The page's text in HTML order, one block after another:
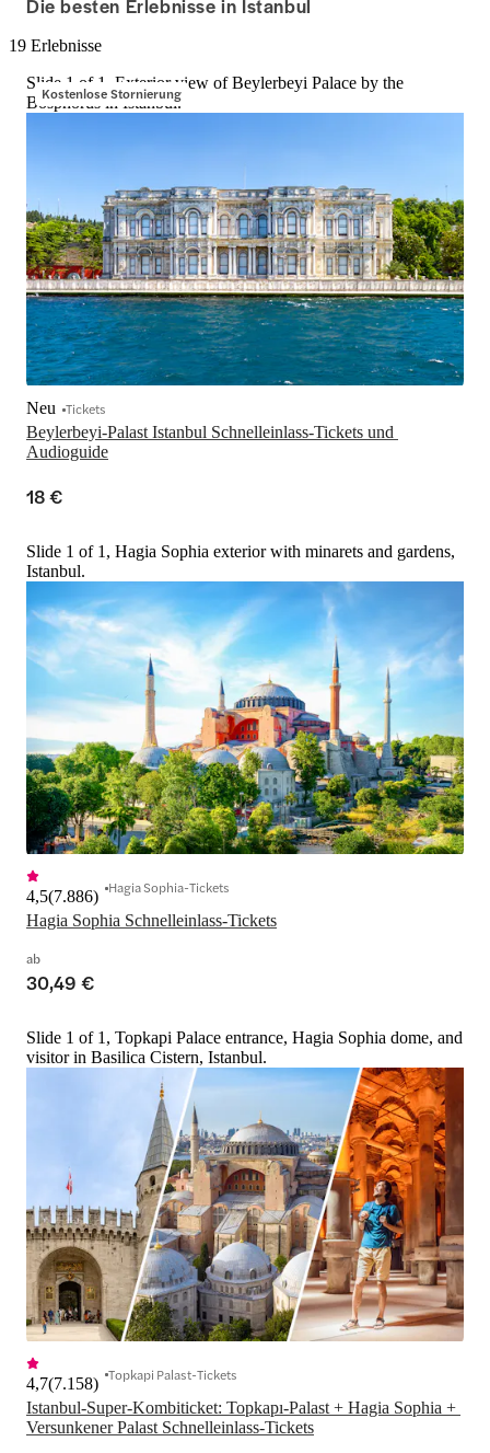
atemberaubenden Mosaiken und
Wählen Sie aus unserem Angebot an
fachkundig geführten Touren, Skip-
the-Line-Tickets und Kombinationen
Die besten Erlebnisse in Istanbul
19 Erlebnisse
Kostenlose Stornierung
Slide 1 of 1, Exterior view of Beylerbeyi Palace by the
Bosphorus in Istanbul.
Beylerbeyi-Palast Istanbul Schnelleinlass-Tickets und
Audioguide
Neu Tickets
18 €
Slide 1 of 1, Hagia Sophia exterior with minarets and gardens,
Istanbul.
Hagia Sophia Schnelleinlass-Tickets
4,5(7.886) Hagia Sophia-Tickets
ab
30,49 €
Slide 1 of 1, Topkapi Palace entrance, Hagia Sophia dome, and
visitor in Basilica Cistern, Istanbul.
Istanbul-Super-Kombiticket: Topkapı-Palast + Hagia Sophia +
Versunkener Palast Schnelleinlass-Tickets
4,7(7.158) Topkapi Palast-Tickets